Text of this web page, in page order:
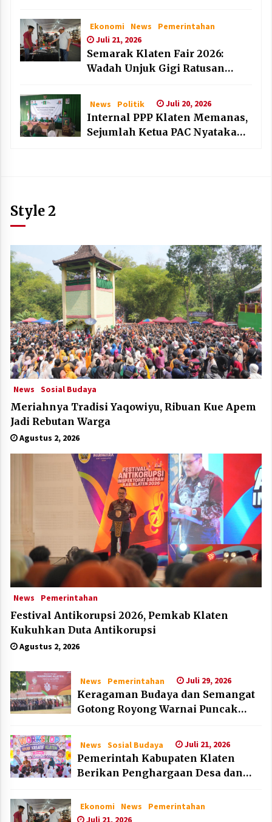
HAN 2026
Ekonomi News
Pemerintahan
Juli 21, 2026
Semarak Klaten Fair 2026:
Wadah Unjuk Gigi Ratusan
News Politik Juli 20, 2026
Internal PPP Klaten Memanas,
Sejumlah Ketua PAC Nyatakan
Style 2
News Sosial Budaya
Meriahnya Tradisi Yaqowiyu, Ribuan Kue Apem
Jadi Rebutan Warga
Agustus 2, 2026
News Pemerintahan
Festival Antikorupsi 2026, Pemkab Klaten
Kukuhkan Duta Antikorupsi
Agustus 2, 2026
News Pemerintahan Juli 29, 2026
Keragaman Budaya dan Semangat
Gotong Royong Warnai Puncak
News Sosial Budaya Juli 21, 2026
Pemerintah Kabupaten Klaten
Berikan Penghargaan Desa dan
2026
Ekonomi News
Pemerintahan
Juli 21, 2026